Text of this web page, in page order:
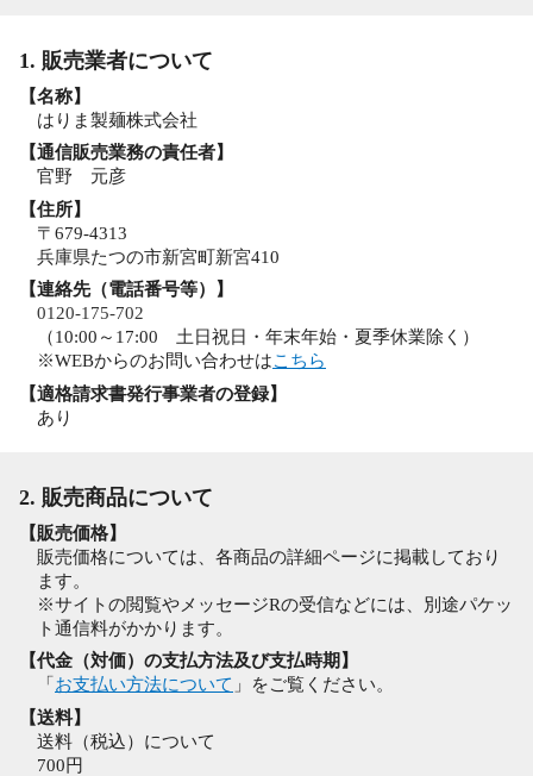
1. 販売業者について
【名称】
はりま製麺株式会社
【通信販売業務の責任者】
官野 元彦
【住所】
〒679-4313
兵庫県たつの市新宮町新宮410
【連絡先（電話番号等）】
0120-175-702
（10:00～17:00 土日祝日・年末年始・夏季休業除く）
※WEBからのお問い合わせはこちら
【適格請求書発行事業者の登録】
あり
2. 販売商品について
【販売価格】
販売価格については、各商品の詳細ページに掲載しており
ます。
※サイトの閲覧やメッセージRの受信などには、別途パケッ
ト通信料がかかります。
【代金（対価）の支払方法及び支払時期】
「 お支払い方法について 」をご覧ください。
【送料】
送料（税込）について
700円